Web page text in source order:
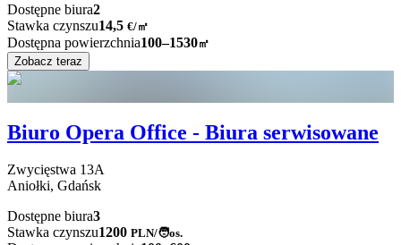
Dostępne biura2
Stawka czynszu14,5 €/㎡
Dostępna powierzchnia100–1530㎡
Zobacz teraz
Biuro Opera Office - Biura serwisowane
Zwycięstwa 13A
Aniołki, Gdańsk
Dostępne biura3
Stawka czynszu1200 PLN/🧑os.